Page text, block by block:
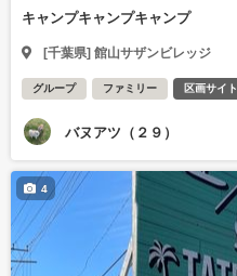
キャンプキャンプキャンプ
[千葉県] 館山サザンビレッジ
グループ ファミリー 区画サイト
バヌアツ（２９）
4